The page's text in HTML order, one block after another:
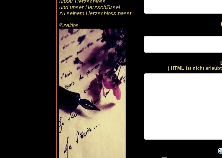
unser Herzschloss
und unser Herzschlüssel
zu seinem Herzschloss passt.
©zeitlos
( HTML ist nicht